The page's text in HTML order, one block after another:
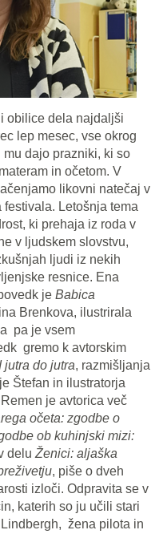
obilice dela najdaljši
lep mesec, vse okrog
dajo prazniki, ki so
in očetom. V
likovni natečaj v
Letošnja tema
ki prehaja iz roda v
v ljudskem slovstvu,
ljudi iz nekih
resnice. Ena
je Babica
Brenkova, ilustrirala
pa je vsem
gremo k avtorskim
jutra do jutra, razmišljanja
Štefan in ilustratorja
je avtorica več
očeta: zgodbe o
ob kuhinjski mizi:
delu Ženici: aljaška
, piše o dveh
izloči. Odpravita se v
katerih so ju učili stari
žena pilota in